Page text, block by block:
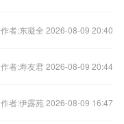
作者:东凝全 2026-08-09 20:40
作者:寿友君 2026-08-09 20:44
作者:伊露苑 2026-08-09 16:47